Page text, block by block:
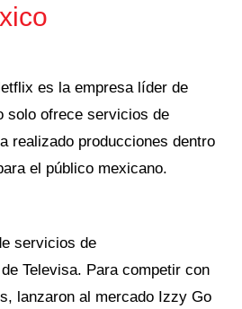
es la empresa líder de
solo ofrece servicios de
realizado producciones dentro
el público mexicano.
servicios de
Televisa. Para competir con
lanzaron al mercado Izzy Go